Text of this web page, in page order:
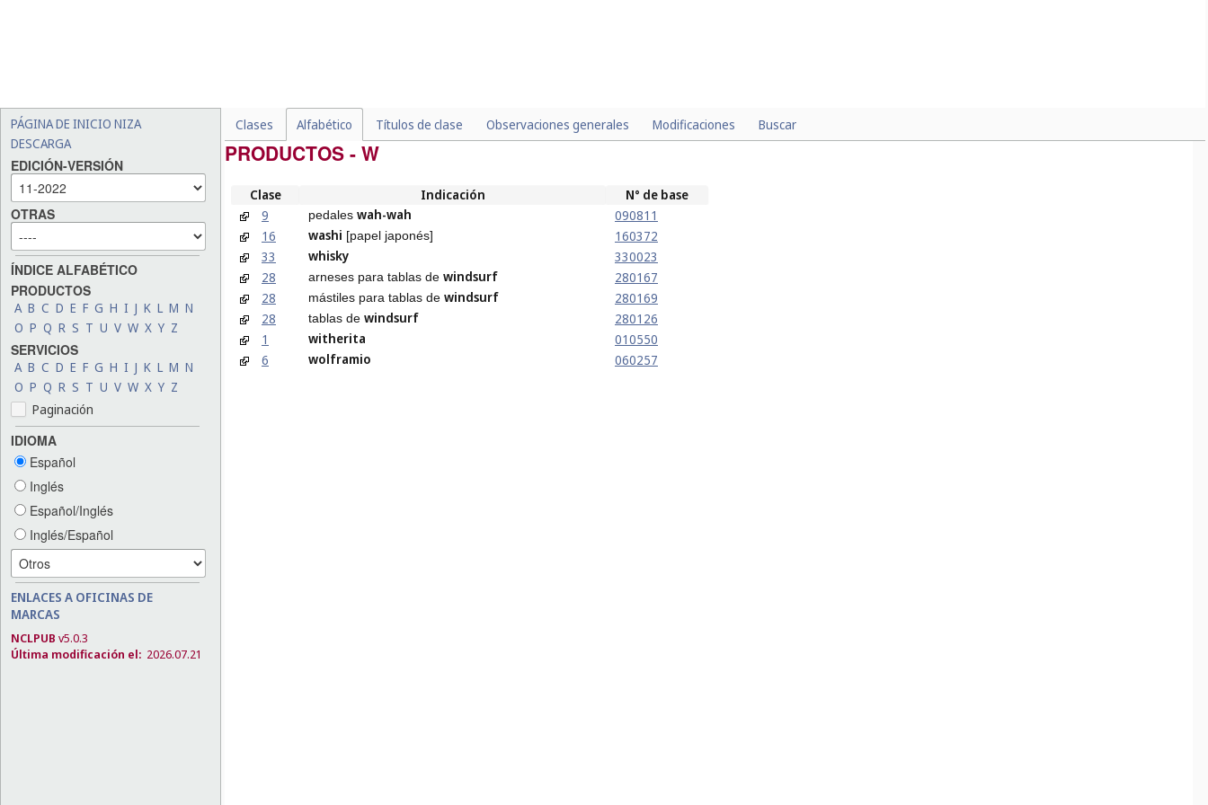
PÁGINA DE INICIO NIZA
DESCARGA
EDICIÓN-VERSIÓN
OTRAS
ÍNDICE ALFABÉTICO
PRODUCTOS
A B C D E F G H I J K L M N
O P Q R S T U V W X Y Z
SERVICIOS
A B C D E F G H I J K L M N
O P Q R S T U V W X Y Z
Paginación
IDIOMA
Español
Inglés
Español/Inglés
Inglés/Español
ENLACES A OFICINAS DE
MARCAS
NCLPUB v5.0.3
Última modificación el: 2026.07.21
Clases Alfabético Títulos de clase Observaciones generales Modificaciones Buscar
PRODUCTOS - W
Clase Indicación
N° de base
9
pedales wah-wah
090811
16
washi [papel japonés]
160372
33
whisky
330023
28
arneses para tablas de windsurf
280167
28
mástiles para tablas de windsurf
280169
28
tablas de windsurf
280126
1
witherita
010550
6
wolframio 060257